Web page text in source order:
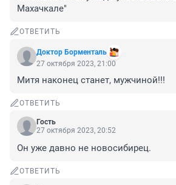
Махачкале"
ОТВЕТИТЬ
Доктор Борменталь
27 октября 2023, 21:00
Митя наконец станет, мужчиной!!!
ОТВЕТИТЬ
Гость
27 октября 2023, 20:52
Он уже давно не новосибирец.
ОТВЕТИТЬ